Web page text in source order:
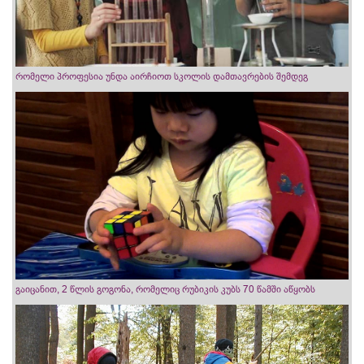
რომელი პროფესია უნდა აირჩიოთ სკოლის დამთავრების შემდეგ
გაიცანით, 2 წლის გოგონა, რომელიც რუბიკის კუბს 70 წამში აწყობს